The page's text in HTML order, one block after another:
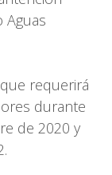
Aguas
requerirá
durante
de 2020 y